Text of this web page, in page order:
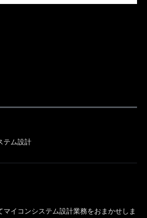
テム設計
マイコンシステム設計業務をおまかせしま